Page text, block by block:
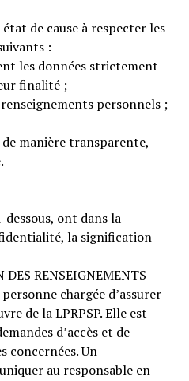
de cause à respecter les
:
les données strictement
finalité ;
personnels ;
manière transparente,
ont dans la
la signification
RENSEIGNEMENTS
chargée d’assurer
de la LPRPSP. Elle est
d’accès et de
concernées. Un
au responsable en